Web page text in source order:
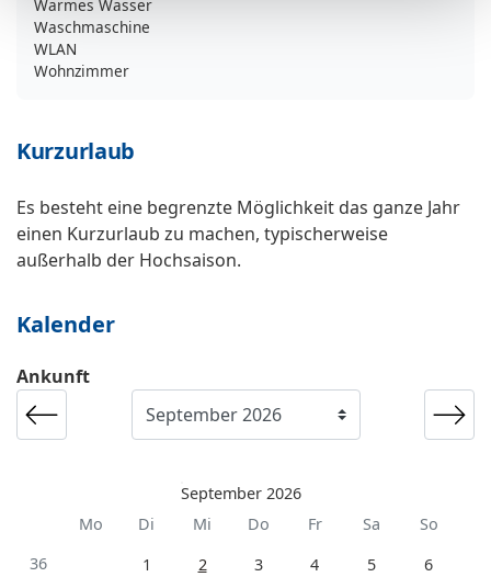
Warmes Wasser
Waschmaschine
WLAN
Wohnzimmer
Kurzurlaub
Es besteht eine begrenzte Möglichkeit das ganze Jahr
einen Kurzurlaub zu machen, typischerweise
außerhalb der Hochsaison.
Kalender
Ankunft
September 2026
Mo
Di Mi Do Fr Sa
So
36
1 2 3 4 5
6